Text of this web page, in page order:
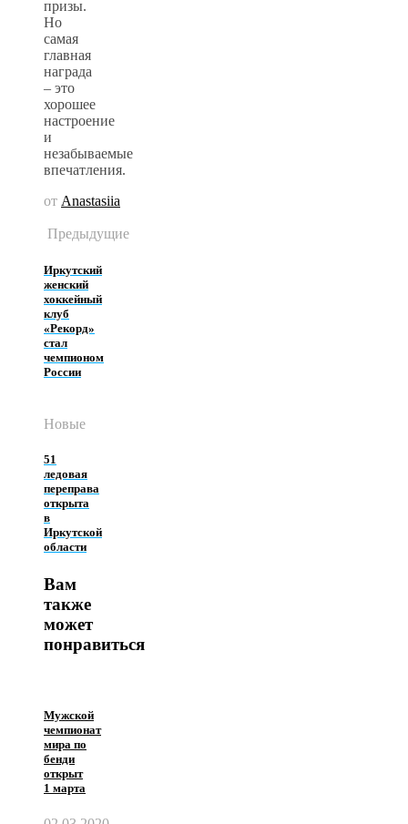
призы.
Но
самая
главная
награда
– это
хорошее
настроение
и
незабываемые
впечатления.
от Anastasiia
Предыдущие
Иркутский
женский
хоккейный
клуб
«Рекорд»
стал
чемпионом
России
Новые
51
ледовая
переправа
открыта
в
Иркутской
области
Вам
также
может
понравиться
Мужской
чемпионат
мира по
бенди
открыт
1 марта